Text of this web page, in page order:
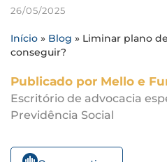
26/05/2025
Início » Blog » Liminar plano
conseguir?
Publicado por Mello e
Escritório de advocacia
Previdência Social